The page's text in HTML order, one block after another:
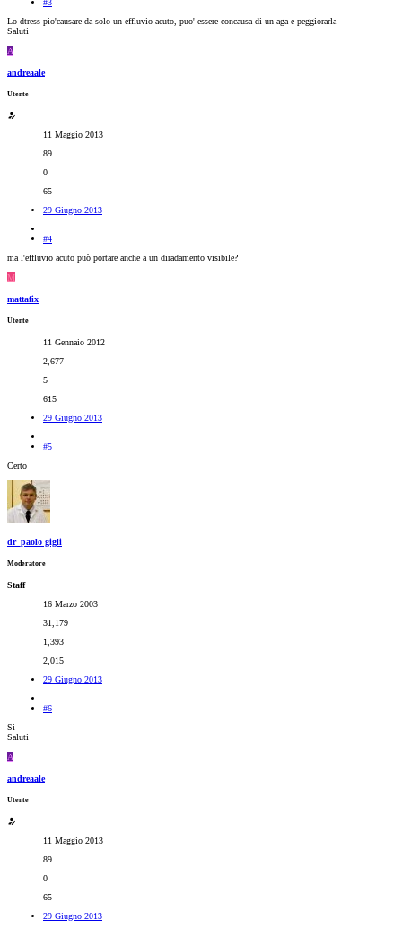
Lo dtress pio'causare da solo un effluvio acuto, puo' essere concausa di un aga e peggiorarla
Saluti
A
andreaale
Utente
11 Maggio 2013
89
0
65
29 Giugno 2013
#4
ma l'effluvio acuto può portare anche a un diradamento visibile?
M
mattafix
Utente
11 Gennaio 2012
2,677
5
615
29 Giugno 2013
#5
Certo
dr_paolo gigli
Moderatore
Staff
16 Marzo 2003
31,179
1,393
2,015
29 Giugno 2013
#6
Si
Saluti
A
andreaale
Utente
11 Maggio 2013
89
0
65
29 Giugno 2013